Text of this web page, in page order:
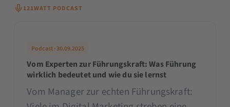
121WATT PODCAST
Podcast · 30.09.2025
Vom Experten zur Führungskraft: Was Führung
wirklich bedeutet und wie du sie lernst
Vom Manager zur echten Führungskraft: